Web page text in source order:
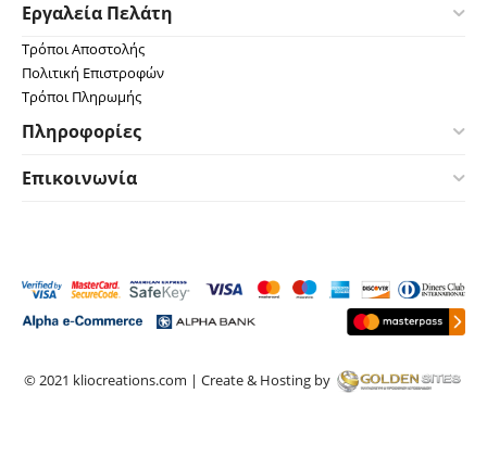
Εργαλεία Πελάτη
Τρόποι Αποστολής
Πολιτική Επιστροφών
Τρόποι Πληρωμής
Πληροφορίες
Επικοινωνία
© 2021 kliocreations.com | Create & Hosting by